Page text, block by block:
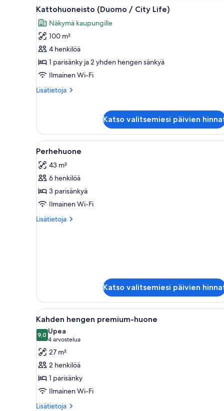
olevia
suodattimia
Avaa
kaikki
huonetyypin
Kattohuoneisto
(Duomo
/
City
kuvat
Moderni hotellihuone, jossa
9
Kattohuoneisto (Duomo / City Life)
Näkymä kaupungille
100 m²
4 henkilöä
1 parisänky ja 2 yhden hengen sänkyä
Ilmainen Wi-Fi
Lisätietoja
Lisätietoja
City
Life)
Katso valitsemiesi päivien
Avaa
kaikki
huonetyypin
Perhehuone
kuvat
Hotellihuone, jossa on suuri
4
Perhehuone
43 m²
6 henkilöä
3 parisänkyä
Ilmainen Wi-Fi
Lisätietoja
Lisätietoja
Katso valitsemiesi päivien
Avaa
kaikki
huonetyypin
Kahden
hengen
premium-
huone
kuvat
Hotellihuone, jossa on suuri
6
Kahden hengen premium-huone
9,09,0 kautta 10
Upea
4 arvostelua
(4
arvostelua)
27 m²
2 henkilöä
1 parisänky
Ilmainen Wi-Fi
Lisätietoja
Lisätietoja